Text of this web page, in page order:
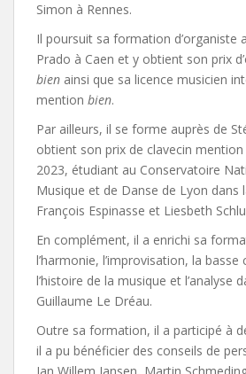
Simon à Rennes.
Il poursuit sa formation d’organiste
Prado à Caen et y obtient son prix
bien ainsi que sa licence musicien
mention bien.
Par ailleurs, il se forme auprès de
obtient son prix de clavecin mention
2023, étudiant au Conservatoire
Musique et de Danse de Lyon dans
François Espinasse et Liesbeth
En complément, il a enrichi sa
l’harmonie, l’improvisation, la
l’histoire de la musique et l’analyse
Guillaume Le Dréau.
Outre sa formation, il a participé à
il a pu bénéficier ​des conseils de